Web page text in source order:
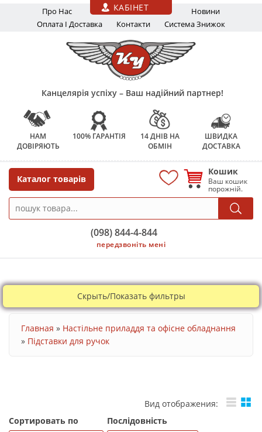
Перейти до основного вмісту
Про Нас
Новини
Оплата І Доставка
Контакти Система Знижок
КАБІНЕТ
Канцелярія успіху – Ваш надійний партнер!
НАМ
ДОВІРЯЮТЬ
100% ГАРАНТІЯ
14 ДНІВ НА
ОБМІН
ШВИДКА
ДОСТАВКА
Каталог товарів
(098) 844-4-844
передзвоніть мені
Кошик
Ваш кошик
порожній.
Скрыть/Показать фильтры
Ви є тут
Главная » Настільне приладдя та офісне обладнання
» Підставки для ручок
Вид отображения:
Сортировать по
Послідовність